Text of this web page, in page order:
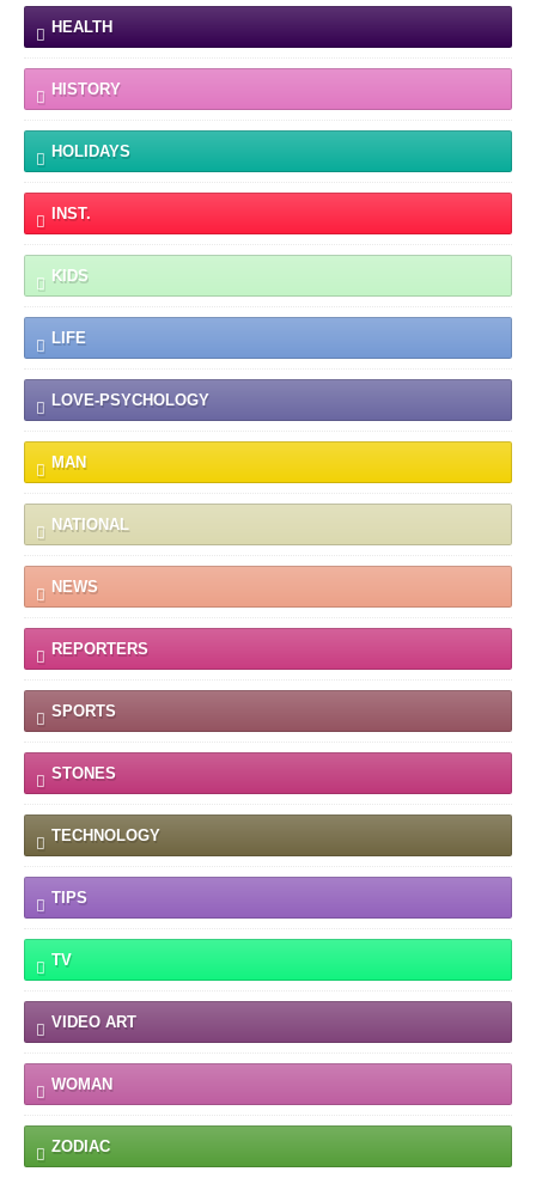
HEALTH
HISTORY
HOLIDAYS
INST.
KIDS
LIFE
LOVE-PSYCHOLOGY
MAN
NATIONAL
NEWS
REPORTERS
SPORTS
STONES
TECHNOLOGY
TIPS
TV
VIDEO ART
WOMAN
ZODIAC